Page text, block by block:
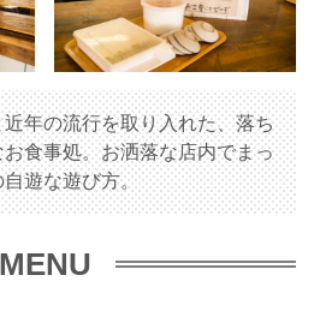
年の流行を取り入れた、落ち
食事処。お洒落な店内でまっ
遊な遊び方。
MENU